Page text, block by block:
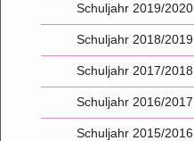
Schuljahr 2019/2020
Schuljahr 2018/2019
Schuljahr 2017/2018
Schuljahr 2016/2017
Schuljahr 2015/2016